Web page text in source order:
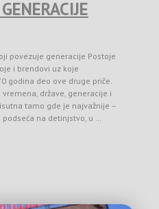
povezuje generacije Postoje
i brendovi uz koje
godina deo ove druge priče.
države, generacije i
tamo gde je najvažnije –
na detinjstvo, u …